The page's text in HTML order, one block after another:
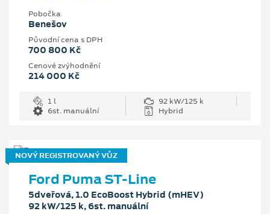
Pobočka
Benešov
Původní cena s DPH
700 800 Kč
Cenové zvýhodnění
214 000 Kč
1 l
92 kW/125 k
6st. manuální
Hybrid
NOVÝ REGISTROVANÝ VŮZ
Ford Puma ST-Line
5dveřová, 1.0 EcoBoost Hybrid (mHEV)
92 kW/125 k, 6st. manuální